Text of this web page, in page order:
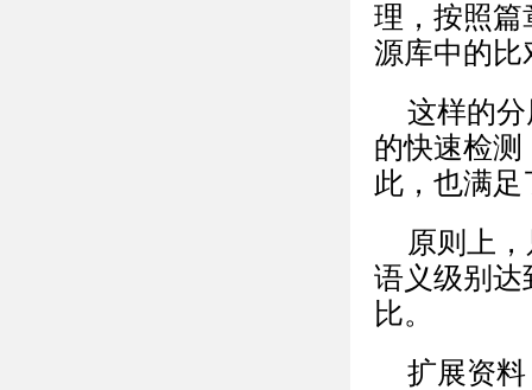
理，按照篇
源库中的比
这样的
的快速检
此，也满
原则上
语义级别达
比。
扩展资料